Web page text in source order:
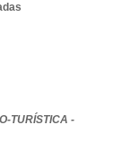
TURÍSTICA -